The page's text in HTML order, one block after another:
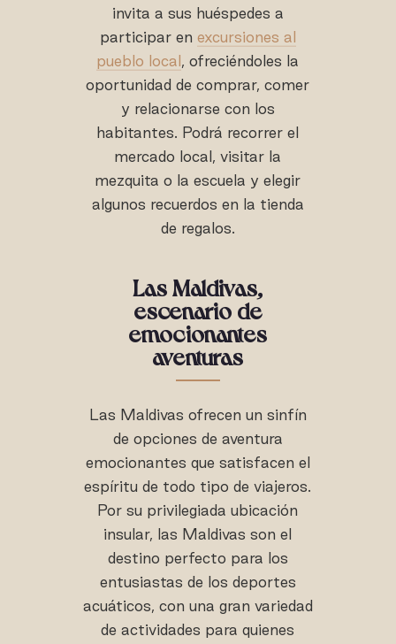
invita a sus huéspedes a
participar en excursiones al
pueblo local , ofreciéndoles la
oportunidad de comprar, comer
y relacionarse con los
habitantes. Podrá recorrer el
mercado local, visitar la
mezquita o la escuela y elegir
algunos recuerdos en la tienda
de regalos.
Las Maldivas,
escenario de
emocionantes
aventuras
Las Maldivas ofrecen un sinfín
de opciones de aventura
emocionantes que satisfacen el
espíritu de todo tipo de viajeros.
Por su privilegiada ubicación
insular, las Maldivas son el
destino perfecto para los
entusiastas de los deportes
acuáticos, con una gran variedad
de actividades para quienes